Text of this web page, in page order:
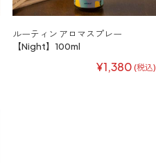
ルーティン アロマスプレー
【Night】100ml
¥1,380 (税込)